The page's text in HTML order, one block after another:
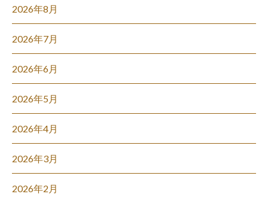
2026年8月
2026年7月
2026年6月
2026年5月
2026年4月
2026年3月
2026年2月